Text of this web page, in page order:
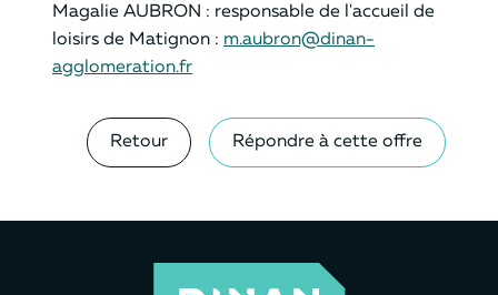
Magalie AUBRON : responsable de l'accueil de
loisirs de Matignon : m.aubron@dinan-
agglomeration.fr
Retour Répondre à cette offre